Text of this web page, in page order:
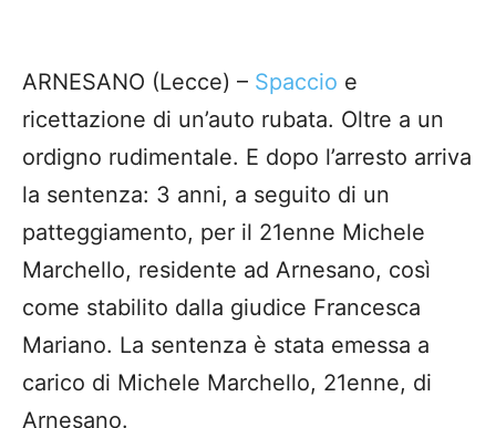
ARNESANO (Lecce) – Spaccio e
ricettazione di un’auto rubata. Oltre a un
ordigno rudimentale. E dopo l’arresto arriva
la sentenza: 3 anni, a seguito di un
patteggiamento, per il 21enne Michele
Marchello, residente ad Arnesano, così
come stabilito dalla giudice Francesca
Mariano. La sentenza è stata emessa a
carico di Michele Marchello, 21enne, di
Arnesano.